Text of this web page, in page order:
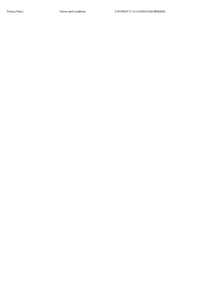
Privacy Policy Terms and Conditions COPYRIGHT © 2026 HONG KONG BRANDING